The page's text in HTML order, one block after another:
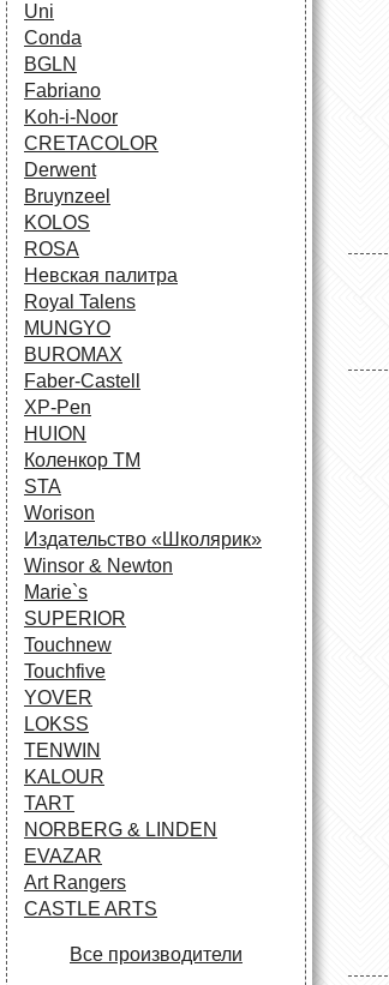
Uni
Conda
BGLN
Fabriano
Koh-i-Noor
CRETACOLOR
Derwent
Bruynzeel
KOLOS
ROSA
Невская палитра
Royal Talens
MUNGYO
BUROMAX
Faber-Castell
XP-Pen
HUION
Коленкор ТМ
STA
Worison
Издательство «Школярик»
Winsor & Newton
Marie`s
SUPERIOR
Touchnew
Touchfive
YOVER
LOKSS
TENWIN
KALOUR
TART
NORBERG & LINDEN
EVAZAR
Art Rangers
CASTLE ARTS
Все производители